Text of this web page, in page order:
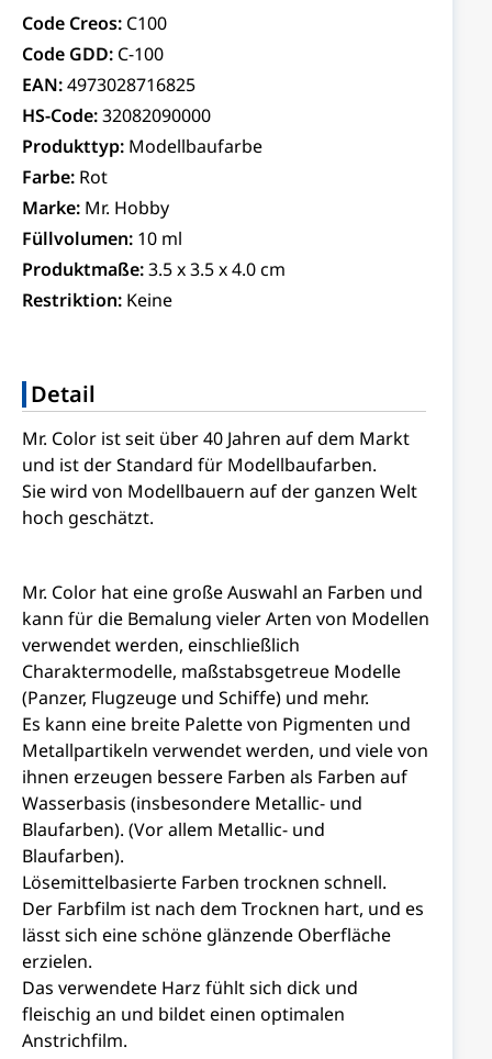
Code Creos: C100
Code GDD: C-100
EAN:4973028716825
HS-Code:32082090000
Produkttyp: Modellbaufarbe
Farbe: Rot
Marke: Mr. Hobby
Füllvolumen: 10 ml
Produktmaße:3.5 x 3.5 x 4.0 cm
Restriktion: Keine
Detail
Mr. Color ist seit über 40 Jahren auf dem Markt
und ist der Standard für Modellbaufarben.
Sie wird von Modellbauern auf der ganzen Welt
hoch geschätzt.
Mr. Color hat eine große Auswahl an Farben und
kann für die Bemalung vieler Arten von Modellen
verwendet werden, einschließlich
Charaktermodelle, maßstabsgetreue Modelle
(Panzer, Flugzeuge und Schiffe) und mehr.
Es kann eine breite Palette von Pigmenten und
Metallpartikeln verwendet werden, und viele von
ihnen erzeugen bessere Farben als Farben auf
Wasserbasis (insbesondere Metallic- und
Blaufarben). (Vor allem Metallic- und
Blaufarben).
Lösemittelbasierte Farben trocknen schnell.
Der Farbfilm ist nach dem Trocknen hart, und es
lässt sich eine schöne glänzende Oberfläche
erzielen.
Das verwendete Harz fühlt sich dick und
fleischig an und bildet einen optimalen
Anstrichfilm.